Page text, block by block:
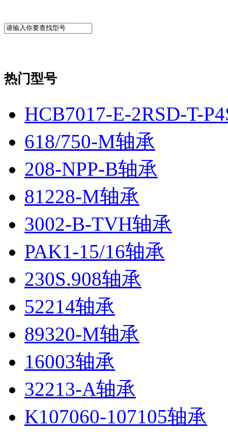
热门型号
HCB7017-E-2RSD-T-
618/750-M轴承
208-NPP-B轴承
81228-M轴承
3002-B-TVH轴承
PAK1-15/16轴承
230S.908轴承
52214轴承
89320-M轴承
16003轴承
32213-A轴承
K107060-107105轴承